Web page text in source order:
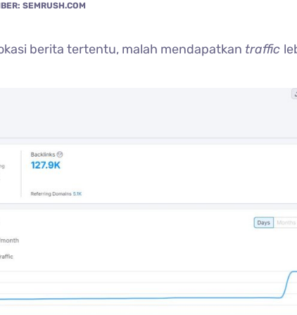
SEMRUSH.COM
berita tertentu, malah mendapatkan traffic